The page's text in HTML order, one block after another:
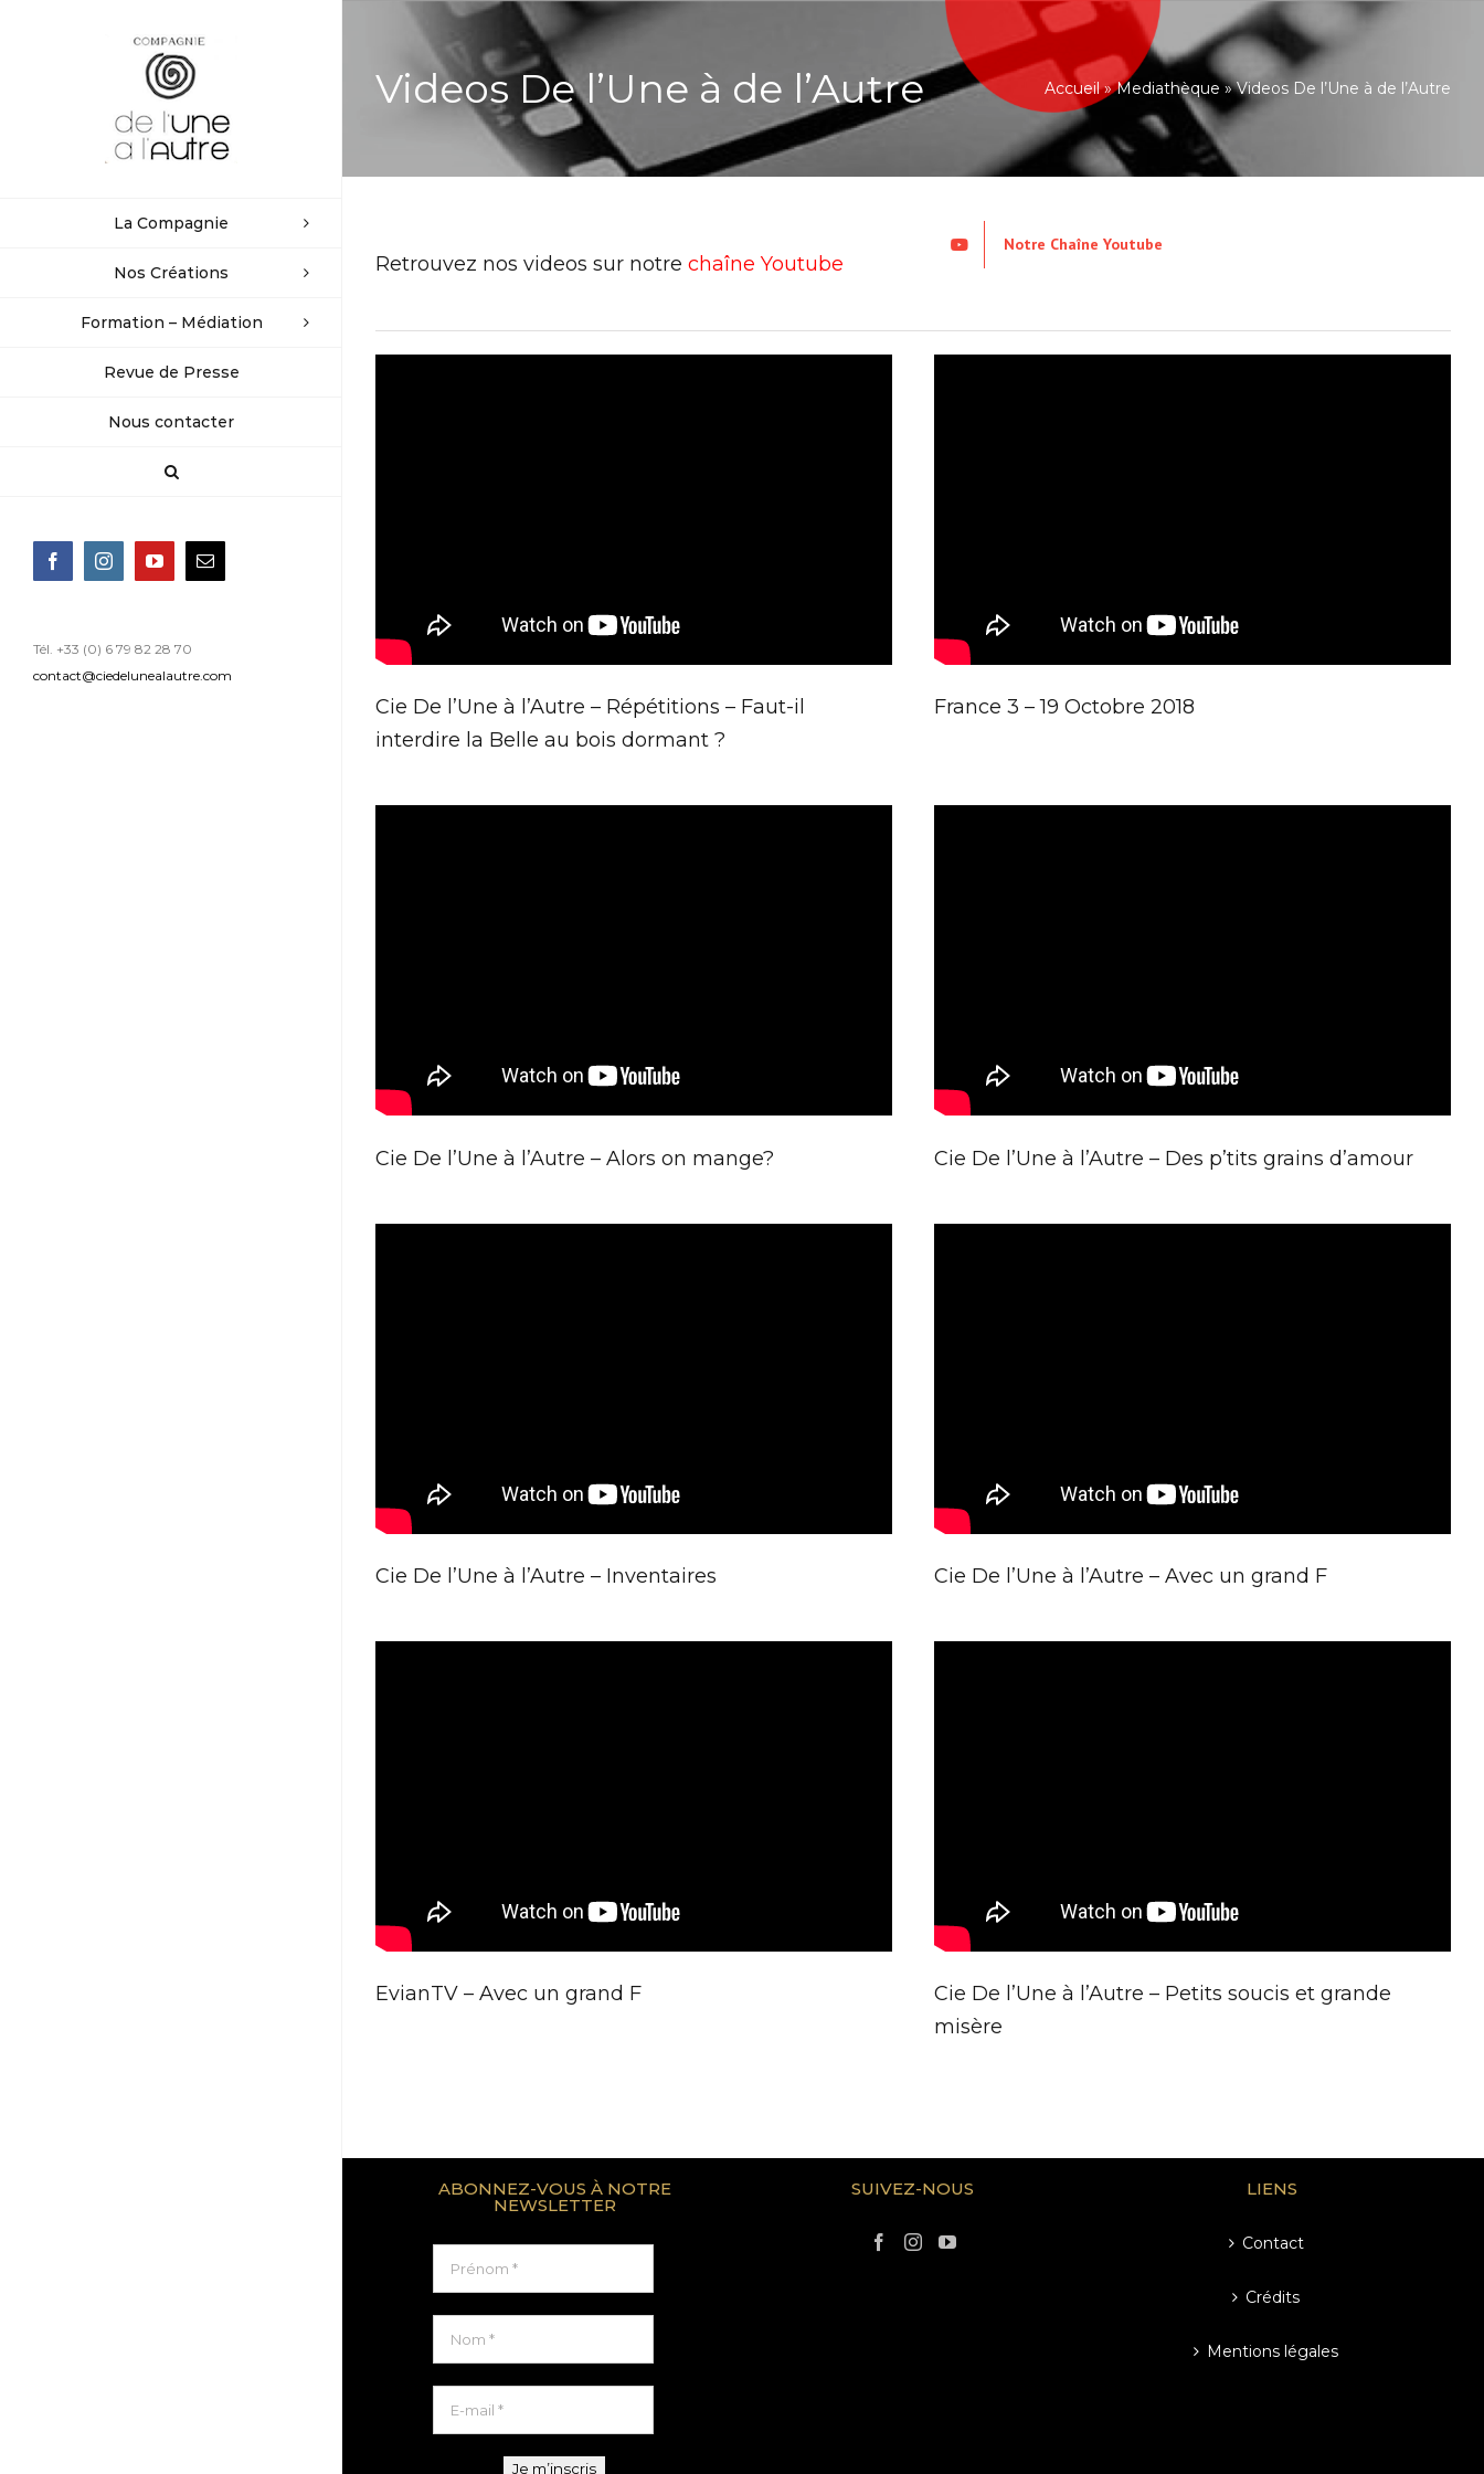
La Compagnie
Nos Créations
Formation – Médiation
Revue de Presse
Nous contacter
FacebookInstagramYouTubeEmail
Tél. +33 (0) 6 79 82 28 70
contact@ciedelunealautre.com
Videos De l’Une à de l’Autre Accueil»Mediathèque»Videos De l’Une à de l’Autre
Retrouvez nos videos sur notre chaîne Youtube
Notre Chaîne Youtube
Cie De l’Une à l’Autre – Répétitions – Faut-il
interdire la Belle au bois dormant ?
France 3 – 19 Octobre 2018
Cie De l’Une à l’Autre – Alors on mange? Cie De l’Une à l’Autre – Des p’tits grains d’amour
Cie De l’Une à l’Autre – Inventaires Cie De l’Une à l’Autre – Avec un grand F
EvianTV – Avec un grand F
Cie De l’Une à l’Autre – Petits soucis et grande
misère
ABONNEZ-VOUS À NOTRE
NEWSLETTER
SUIVEZ-NOUS LIENS
Contact
Crédits
Mentions légales